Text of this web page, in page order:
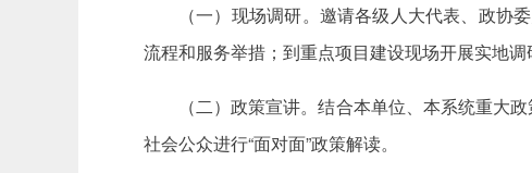
（一）现场调研。邀请各级人大代表、政协
流程和服务举措；到重点项目建设现场开展实地
（二）政策宣讲。结合本单位、本系统重大
社会公众进行“面对面”政策解读。